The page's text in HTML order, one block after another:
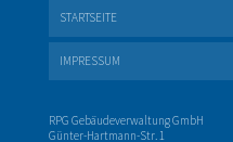
STARTSEITE
IMPRESSUM
RPG Gebäudeverwaltung GmbH
Günter-Hartmann-Str. 1